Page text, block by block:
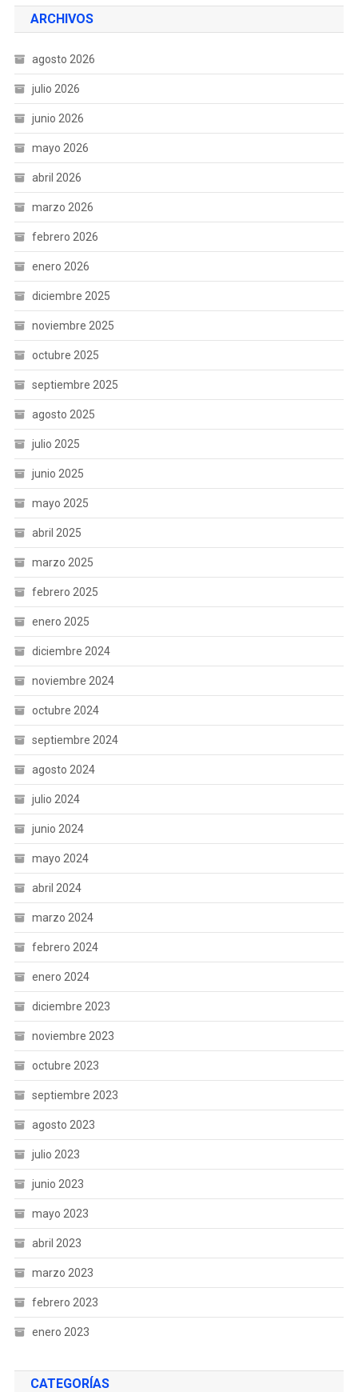
ARCHIVOS
agosto 2026
julio 2026
junio 2026
mayo 2026
abril 2026
marzo 2026
febrero 2026
enero 2026
diciembre 2025
noviembre 2025
octubre 2025
septiembre 2025
agosto 2025
julio 2025
junio 2025
mayo 2025
abril 2025
marzo 2025
febrero 2025
enero 2025
diciembre 2024
noviembre 2024
octubre 2024
septiembre 2024
agosto 2024
julio 2024
junio 2024
mayo 2024
abril 2024
marzo 2024
febrero 2024
enero 2024
diciembre 2023
noviembre 2023
octubre 2023
septiembre 2023
agosto 2023
julio 2023
junio 2023
mayo 2023
abril 2023
marzo 2023
febrero 2023
enero 2023
CATEGORÍAS